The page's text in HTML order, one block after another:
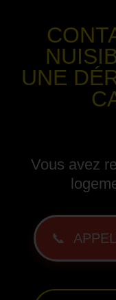
UNE
Vous avez
📞